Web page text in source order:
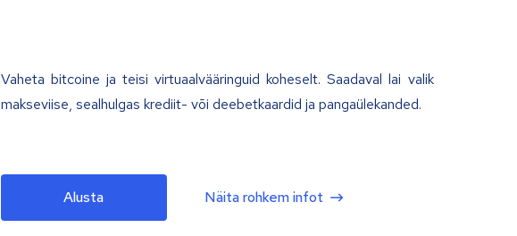
Vaheta bitcoine ja teisi virtuaalvääringuid koheselt. Saadaval lai valik
makseviise, sealhulgas krediit- või deebetkaardid ja pangaülekanded.
Alusta Näita rohkem infot